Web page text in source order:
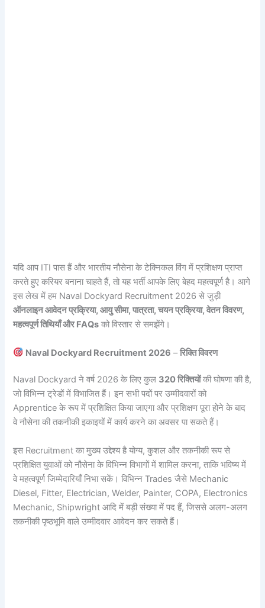
यदि आप ITI पास हैं और भारतीय नौसेना के टेक्निकल विंग में प्रशिक्षण प्राप्त
करते हुए करियर बनाना चाहते हैं, तो यह भर्ती आपके लिए बेहद महत्वपूर्ण है। आगे
इस लेख में हम Naval Dockyard Recruitment 2026 से जुड़ी
ऑनलाइन आवेदन प्रक्रिया, आयु सीमा, पात्रता, चयन प्रक्रिया, वेतन विवरण,
महत्वपूर्ण तिथियाँ और FAQs को विस्तार से समझेंगे।
Naval Dockyard Recruitment 2026 –रिक्ति विवरण
Naval Dockyard ने वर्ष 2026 के लिए कुल 320 रिक्तियोंकी घोषणा की है,
जो विभिन्न ट्रेडों में विभाजित हैं। इन सभी पदों पर उम्मीदवारों को
Apprentice के रूप में प्रशिक्षित किया जाएगा और प्रशिक्षण पूरा होने के बाद
वे नौसेना की तकनीकी इकाइयों में कार्य करने का अवसर पा सकते हैं।
इस Recruitment का मुख्य उद्देश्य है योग्य, कुशल और तकनीकी रूप से
प्रशिक्षित युवाओं को नौसेना के विभिन्न विभागों में शामिल करना, ताकि भविष्य में
वे महत्वपूर्ण जिम्मेदारियाँ निभा सकें। विभिन्न Trades जैसे Mechanic
Diesel, Fitter, Electrician, Welder, Painter, COPA, Electronics
Mechanic, Shipwright आदि में बड़ी संख्या में पद हैं, जिससे अलग-अलग
तकनीकी पृष्ठभूमि वाले उम्मीदवार आवेदन कर सकते हैं।